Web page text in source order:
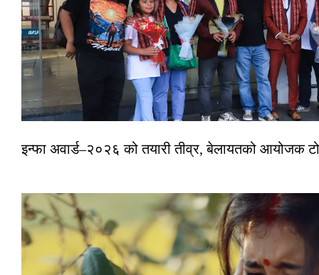
इन्फा अवार्ड–२०२६ को तयारी तीव्र, बेलायतको आयोजक